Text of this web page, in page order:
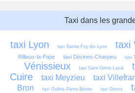
Taxi dans les
taxi Lyon taxi Sainte-Foy-lès-Lyon taxi
Rillieux-la-Pape
taxi Décines-Charpieu taxi
Vénissieux
taxi Saint-Genis-Laval
Cuire
taxi Meyzieu taxi
Bron
taxi Oullins-Pierre-Bénite taxi Givors